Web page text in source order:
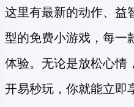
这里有最新的动作、益
型的免费小游戏 ，每
体验。无论是放松心情
开易秒玩，你就能立即